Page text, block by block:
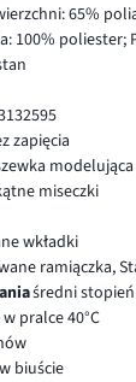
65%
100% poliester;
zapięcia
modelująca
miseczki
wkładki
ramiączka,
średni
pralce 40°C
biuście